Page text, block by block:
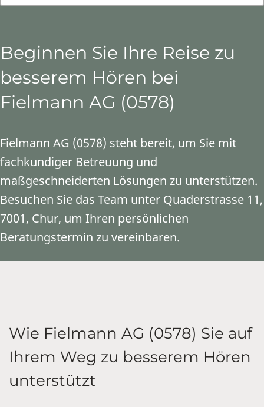
Beginnen Sie Ihre Reise zu
besserem Hören bei
Fielmann AG (0578)
Fielmann AG (0578) steht bereit, um Sie mit
fachkundiger Betreuung und
maßgeschneiderten Lösungen zu unterstützen.
Besuchen Sie das Team unter Quaderstrasse 11,
7001, Chur, um Ihren persönlichen
Beratungstermin zu vereinbaren.
Wie Fielmann AG (0578) Sie auf
Ihrem Weg zu besserem Hören
unterstützt